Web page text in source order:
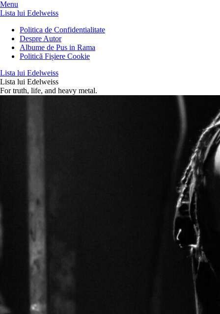
Menu
Lista lui Edelweiss
Politica de Confidentialitate
Despre Autor
Albume de Pus in Rama
Politică Fișiere Cookie
Lista lui Edelweiss
Lista lui Edelweiss
For truth, life, and heavy metal.